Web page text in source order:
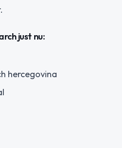
just nu:
hercegovina